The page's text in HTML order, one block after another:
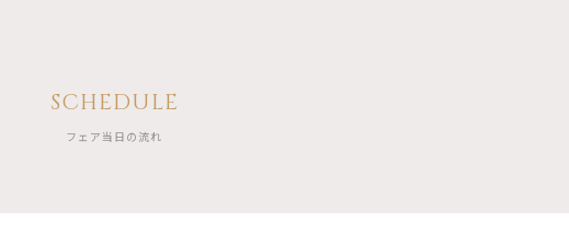
SCHEDULE
フェア当日の流れ